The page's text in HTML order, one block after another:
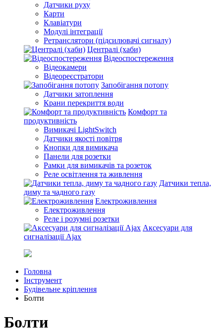
Датчики руху
Карти
Клавіатури
Модулі інтеграції
Ретранслятори (підсилювачі сигналу)
Централі (хаби)
Відеоспостереження
Відеокамери
Відеореєстратори
Запобігання потопу
Датчики затоплення
Крани перекриття води
Комфорт та
продуктивність
Вимикачі LightSwitch
Датчики якості повітря
Кнопки для вимикача
Панели для розетки
Рамки для вимикачів та розеток
Реле освітлення та живлення
Датчики тепла,
диму та чадного газу
Електроживлення
Електроживлення
Реле і розумні розетки
Аксесуари для
сигналізації Ajax
Головна
Інструмент
Будівельне кріплення
Болти
Болти